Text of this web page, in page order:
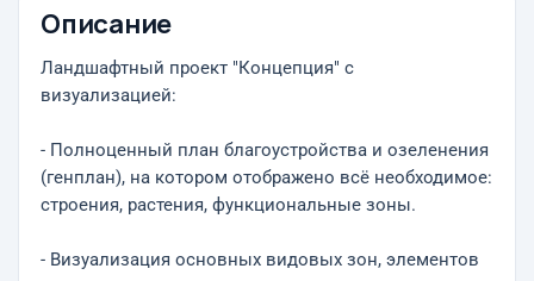
Описание
Ландшафтный проект "Концепция" с
визуализацией:
- Полноценный план благоустройства и озеленения
(генплан), на котором отображено всё необходимое:
строения, растения, функциональные зоны.
- Визуализация основных видовых зон, элементов